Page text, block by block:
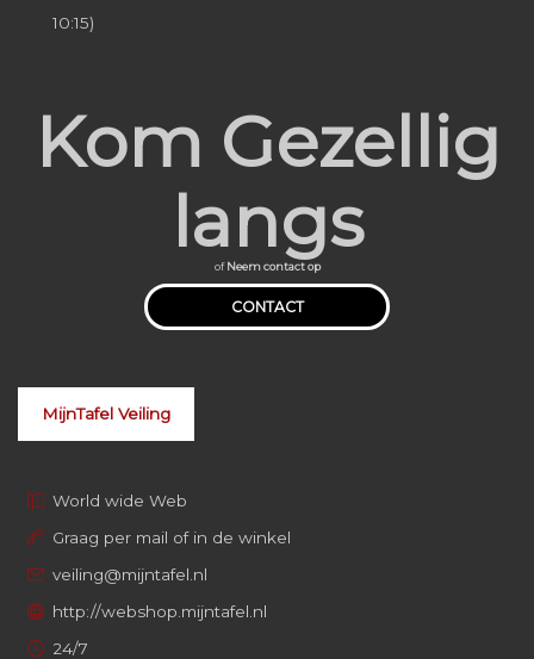
10:15)
Kom Gezellig
langs
ofNeem contact op
CONTACT
MijnTafel Veiling
World wide Web
Graag per mail of in de winkel
veiling@mijntafel.nl
http://webshop.mijntafel.nl
24/7